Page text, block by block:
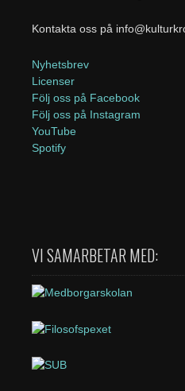
Kontakta oss på
Nyhetsbrev
Licenser
Följ oss på Facebook
Följ oss på Instagram
YouTube
Spotify
VI SAMARBETAR MED: